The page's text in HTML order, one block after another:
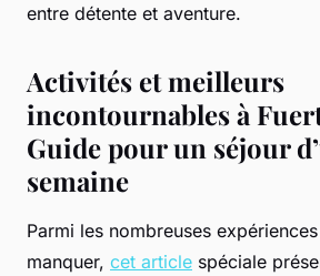
entre détente et aventure.
Activités et meilleurs
incontournables à
Guide pour un séjour
semaine
Parmi les nombreuses
manquer, cet article spéciale